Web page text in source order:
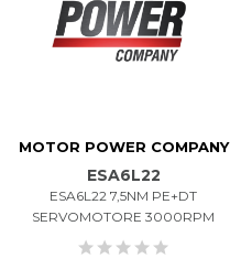
MOTOR POWER COMPANY
ESA6L22
ESA6L22 7,5NM PE+DT
SERVOMOTORE 3000RPM